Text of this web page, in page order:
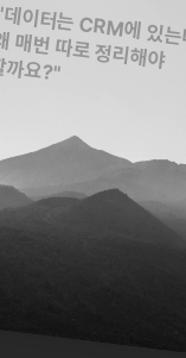
이터는 CRM에 있
매번 따로 정리해야
까요?"